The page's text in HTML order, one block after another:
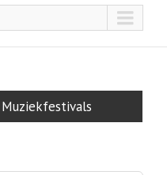
Muziekfestivals